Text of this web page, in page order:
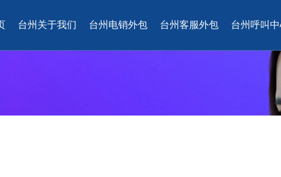
台州关于我们 台州电销外包 台州客服外包 台州呼叫